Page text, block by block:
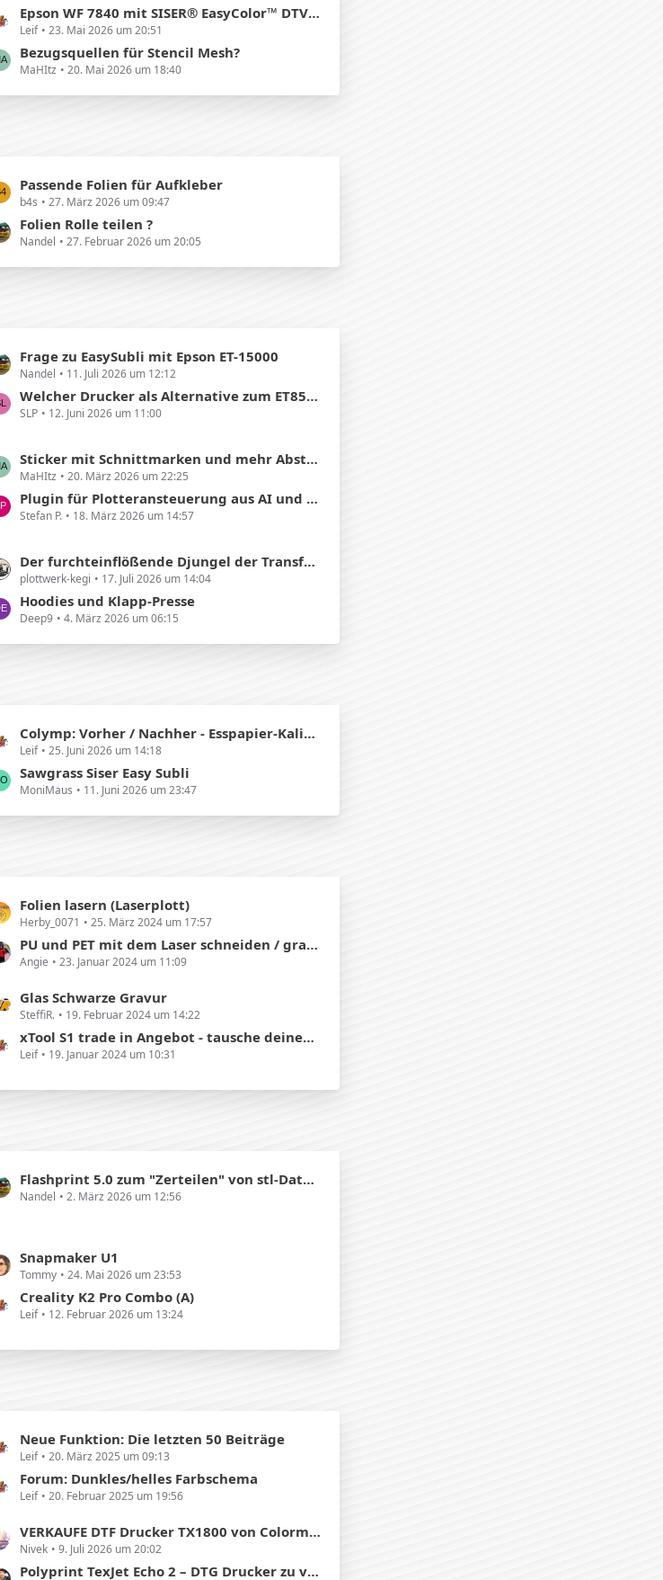
Epson WF 7840 mit SISER® EasyColor™ DTV™ -> Farben passen nicht
Leif 23. Mai 2026 um 20:51
Bezugsquellen für Stencil Mesh?
MaHItz 20. Mai 2026 um 18:40
Passende Folien für Aufkleber
b4s 27. März 2026 um 09:47
Folien Rolle teilen ?
Nandel 27. Februar 2026 um 20:05
Frage zu EasySubli mit Epson ET-15000
Nandel 11. Juli 2026 um 12:12
Welcher Drucker als Alternative zum ET8550 für dickes Papier?
SLP 12. Juni 2026 um 11:00
Sticker mit Schnittmarken und mehr Abstand zueinander?
MaHItz 20. März 2026 um 22:25
Plugin für Plotteransteuerung aus AI und CorelDraw
Stefan P. 18. März 2026 um 14:57
Der furchteinflößende Djungel der Transferpressen
plottwerk-kegi 17. Juli 2026 um 14:04
Hoodies und Klapp-Presse
Deep9 4. März 2026 um 06:15
Colymp: Vorher / Nachher - Esspapier-Kalibrierung
Leif 25. Juni 2026 um 14:18
Sawgrass Siser Easy Subli
MoniMaus 11. Juni 2026 um 23:47
Folien lasern (Laserplott)
Herby_0071 25. März 2024 um 17:57
PU und PET mit dem Laser schneiden / gravieren
Angie 23. Januar 2024 um 11:09
Glas Schwarze Gravur
SteffiR. 19. Februar 2024 um 14:22
xTool S1 trade in Angebot - tausche deinen offnen Laser gegen einen S1
Leif 19. Januar 2024 um 10:31
Flashprint 5.0 zum "Zerteilen" von stl-Dateien
Nandel 2. März 2026 um 12:56
Snapmaker U1
Tommy 24. Mai 2026 um 23:53
Creality K2 Pro Combo (A)
Leif 12. Februar 2026 um 13:24
Neue Funktion: Die letzten 50 Beiträge
Leif 20. März 2025 um 09:13
Forum: Dunkles/helles Farbschema
Leif 20. Februar 2025 um 19:56
VERKAUFE DTF Drucker TX1800 von Colormatch
Nivek 9. Juli 2026 um 20:02
Polyprint TexJet Echo 2 – DTG Drucker zu verkaufen (inkl. Laptop & RIP-Software)